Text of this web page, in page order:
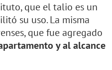
que el talio es un
su uso. La misma
que fue agregado
y al alcance